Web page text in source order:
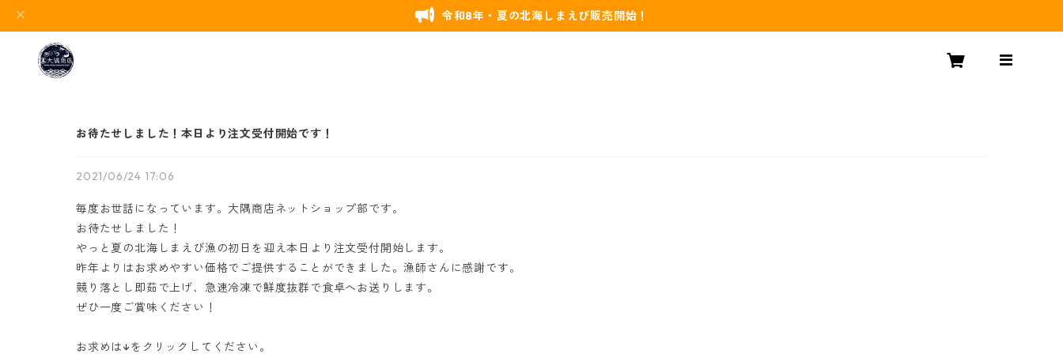
令和8年・夏の北海しまえび販売開始！
お待たせしました！本日より注文受付開始です！
2021/06/24 17:06
毎度お世話になっています。大隅商店ネットショップ部です。
お待たせしました！
やっと夏の北海しまえび漁の初日を迎え本日より注文受付開始します。
昨年よりはお求めやすい価格でご提供することができました。漁師さんに感謝です。
競り落とし即茹で上げ、急速冷凍で鮮度抜群で食卓へお送りします。
ぜひ一度ご賞味ください！
お求めは↓をクリックしてください。